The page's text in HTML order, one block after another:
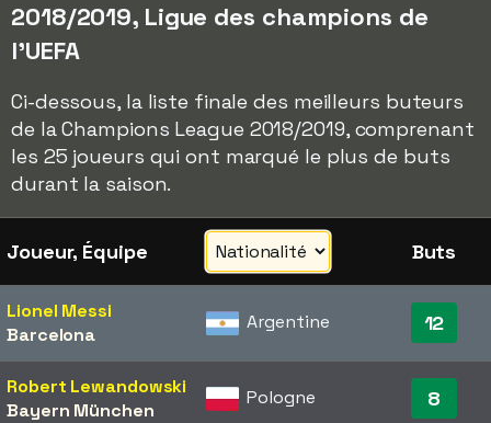
2018/2019, Ligue des champions de
l'UEFA
Ci-dessous, la liste finale des meilleurs buteurs
de la Champions League 2018/2019, comprenant
les 25 joueurs qui ont marqué le plus de buts
durant la saison.
Joueur, Équipe Buts
Lionel Messi
Barcelona
Argentine 12
Robert Lewandowski
Bayern München
Pologne 8